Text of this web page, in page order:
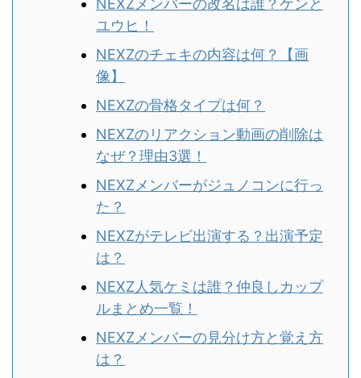
NEXZメンバーの改名は誰？ケンと
ユウヒ！
NEXZのチェキの内容は何？【画
像】
NEXZの骨格タイプは何？
NEXZのリアクション動画の削除は
なぜ？理由3選！
NEXZメンバーがジュノコンに行っ
た？
NEXZがテレビ出演する？出演予定
は？
NEXZ人気ケミは誰？仲良しカップ
ルまとめ一覧！
NEXZメンバーの見分け方と覚え方
は？